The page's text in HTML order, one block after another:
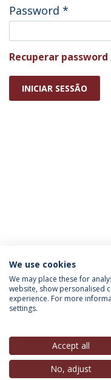
Password *
Recuperar password
INICIAR SESSÃO
INFORMAÇÃO
We use cookies
We may place these for
website, show personalised
experience. For more
settings.
Accept all
No, adjust